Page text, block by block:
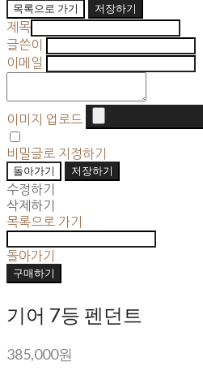
목록으로 가기
저장하기
제목
글쓴이
이메일
이미지 업로드
비밀글로 지정하기
돌아가기
저장하기
수정하기
삭제하기
목록으로 가기
돌아가기
구매하기
기어 7등 펜던트
385,000원